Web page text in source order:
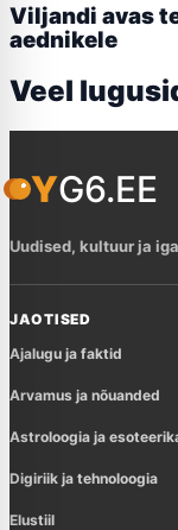
Viljandi avas
aednikele
Veel
YG6.EE
Uudised, kultuur ja
JAOTISED
Ajalugu ja faktid
Arvamus ja nõuanded
Astroloogia ja
Digiriik ja tehnoloogia
Elustiil